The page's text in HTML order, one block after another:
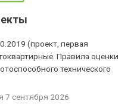
(проект, первая
Правила оценки
технического
7 сентября 2026